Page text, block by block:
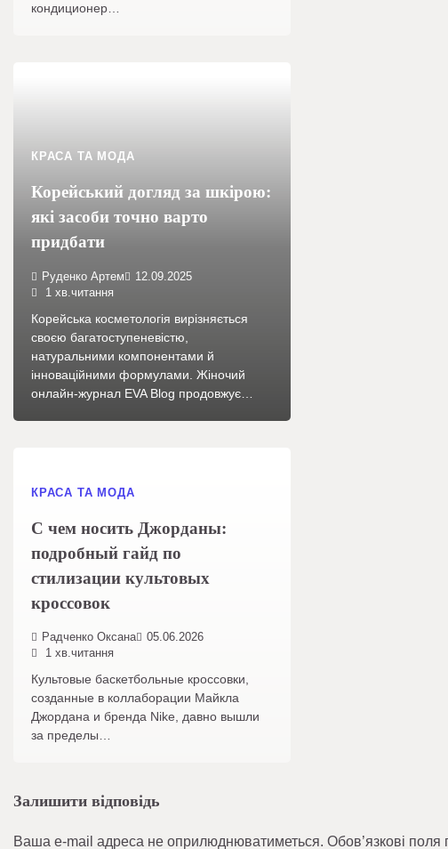
кондиционер…
КРАСА ТА МОДА
Корейський догляд за шкірою:
які засоби точно варто
придбати
Руденко Артем
12.09.2025
1 хв.читання
Корейська косметологія вирізняється
своєю багатоступеневістю,
натуральними компонентами й
інноваційними формулами. Жіночий
онлайн-журнал EVA Blog продовжує…
КРАСА ТА МОДА
С чем носить Джорданы:
подробный гайд по
стилизации культовых
кроссовок
Радченко Оксана
05.06.2026
1 хв.читання
Культовые баскетбольные кроссовки,
созданные в коллаборации Майкла
Джордана и бренда Nike, давно вышли
за пределы…
Залишити відповідь
Ваша e-mail адреса не оприлюднюватиметься. Обов’язкові поля